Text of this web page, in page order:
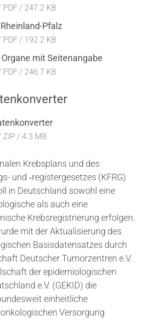
PDF / 247.2 KB
Pfalz
PDF / 192.2 KB
mit Seitenangabe
PDF / 246.7 KB
ZIP / 4.3 MB
Krebsplans und des
und ​‑registergesetzes (KFRG)
in Deutschland sowohl eine
als auch eine
Krebsregistrierung erfolgen.
mit der Aktualisierung des
Basis­datensatzes durch
Deutscher Tumorzentren e.V.
der epidemiologischen
e.V. (GEKID) die
einheitliche
Versorgung